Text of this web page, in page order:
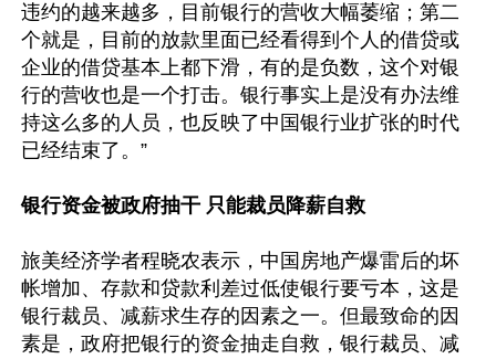
违约的越来越多，目前银行的营收大幅萎缩；第二
个就是，目前的放款里面已经看得到个人的借贷或
企业的借贷基本上都下滑，有的是负数，这个对银
行的营收也是一个打击。银行事实上是没有办法维
持这么多的人员，也反映了中国银行业扩张的时代
已经结束了。”
银行资金被政府抽干 只能裁员降薪自救
旅美经济学者程晓农表示，中国房地产爆雷后的坏
帐增加、存款和贷款利差过低使银行要亏本，这是
银行裁员、减薪求生存的因素之一。但最致命的因
素是，政府把银行的资金抽走自救，银行裁员、减